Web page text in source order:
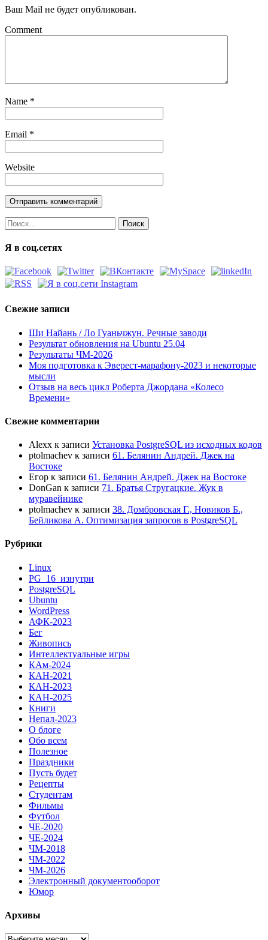
Ваш Mail не будет опубликован.
Comment
Name *
Email *
Website
Найти:
Я в соц.сетях
Свежие записи
Ши Найань / Ло Гуаньчжун. Речные заводи
Результат обновления на Ubuntu 25.04
Результаты ЧМ-2026
Моя подготовка к Эверест-марафону-2023 и некоторые
мысли
Отзыв на весь цикл Роберта Джордана «Колесо
Времени»
Свежие комментарии
Alexx к записи Установка PostgreSQL из исходных кодов
ptolmachev к записи 61. Белянин Андрей. Джек на
Востоке
Егор к записи 61. Белянин Андрей. Джек на Востоке
DonGan к записи 71. Братья Стругацкие. Жук в
муравейнике
ptolmachev к записи 38. Домбровская Г., Новиков Б.,
Бейликова А. Оптимизация запросов в PostgreSQL
Рубрики
Linux
PG_16_изнутри
PostgreSQL
Ubuntu
WordPress
АФК-2023
Бег
Живопись
Интеллектуальные игры
КАм-2024
КАН-2021
КАН-2023
КАН-2025
Книги
Непал-2023
О блоге
Обо всем
Полезное
Праздники
Пусть будет
Рецепты
Студентам
Фильмы
Футбол
ЧЕ-2020
ЧЕ-2024
ЧМ-2018
ЧМ-2022
ЧМ-2026
Электронный документооборот
Юмор
Архивы